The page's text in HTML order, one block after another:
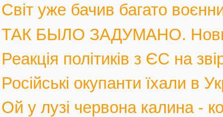
Світ уже бачив багато
ТАК БЫЛО ЗАДУМАНО.
Реакція політиків з ЄС на
Російські окупанти їхали в
Ой у лузі червона калина -